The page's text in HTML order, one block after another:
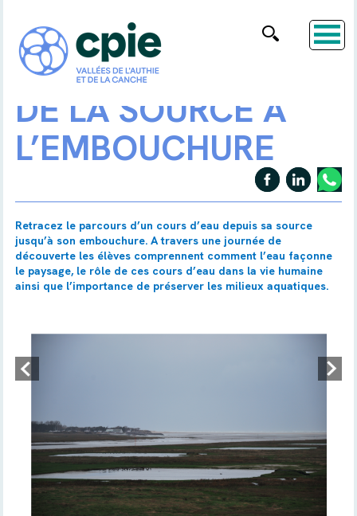
DE LA SOURCE À
L’EMBOUCHURE
Retracez le parcours d’un cours d’eau depuis sa source
jusqu’à son embouchure. A travers une journée de
découverte les élèves comprennent comment l’eau façonne
le paysage, le rôle de ces cours d’eau dans la vie humaine
ainsi que l’importance de préserver les milieux aquatiques.